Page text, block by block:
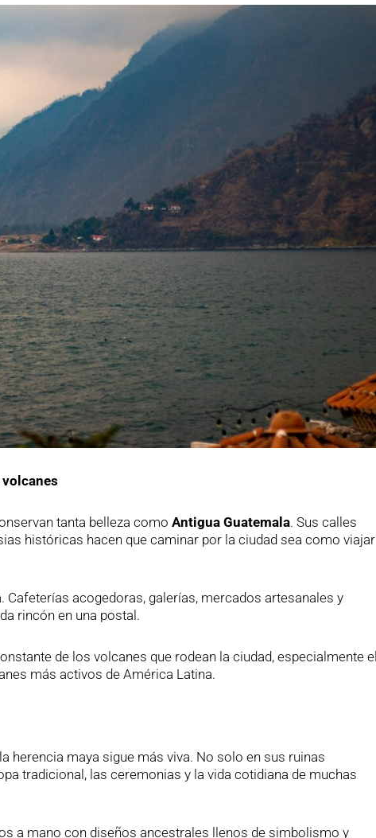
tanta belleza como Antigua Guatemala. Sus calles
históricas hacen que caminar por la ciudad sea como viajar
Cafeterías acogedoras, galerías, mercados artesanales y
rincón en una postal.
de los volcanes que rodean la ciudad, especialmente el
más activos de América Latina.
herencia maya sigue más viva. No solo en sus ruinas
tradicional, las ceremonias y la vida cotidiana de muchas
a mano con diseños ancestrales llenos de simbolismo y